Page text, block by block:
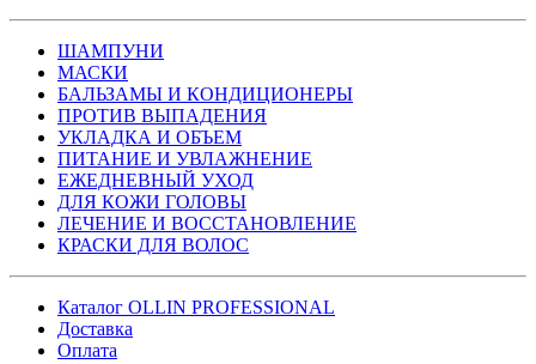
ШАМПУНИ
МАСКИ
БАЛЬЗАМЫ И КОНДИЦИОНЕРЫ
ПРОТИВ ВЫПАДЕНИЯ
УКЛАДКА И ОБЪЕМ
ПИТАНИЕ И УВЛАЖНЕНИЕ
ЕЖЕДНЕВНЫЙ УХОД
ДЛЯ КОЖИ ГОЛОВЫ
ЛЕЧЕНИЕ И ВОССТАНОВЛЕНИЕ
КРАСКИ ДЛЯ ВОЛОС
Каталог OLLIN PROFESSIONAL
Доставка
Оплата